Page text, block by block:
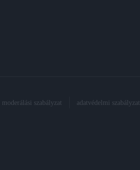
moderálási szabályzat adatvédelmi szabályzat